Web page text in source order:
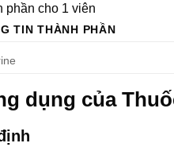
phần cho 1 viên
TIN THÀNH PHẦN
dụng của